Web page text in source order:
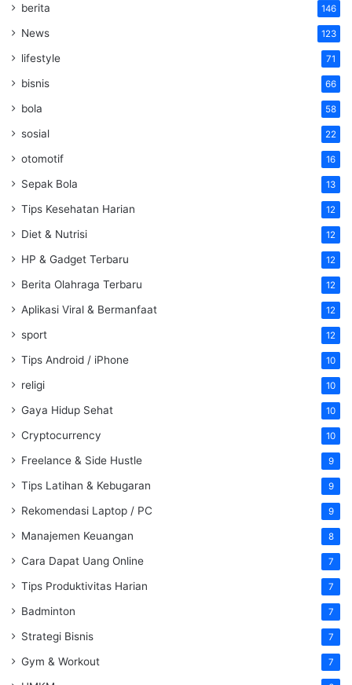
berita 146
News 123
lifestyle 71
bisnis 66
bola 58
sosial 22
otomotif 16
Sepak Bola 13
Tips Kesehatan Harian 12
Diet & Nutrisi 12
HP & Gadget Terbaru 12
Berita Olahraga Terbaru 12
Aplikasi Viral & Bermanfaat 12
sport 12
Tips Android / iPhone 10
religi 10
Gaya Hidup Sehat 10
Cryptocurrency 10
Freelance & Side Hustle 9
Tips Latihan & Kebugaran 9
Rekomendasi Laptop / PC 9
Manajemen Keuangan 8
Cara Dapat Uang Online 7
Tips Produktivitas Harian 7
Badminton 7
Strategi Bisnis 7
Gym & Workout 7